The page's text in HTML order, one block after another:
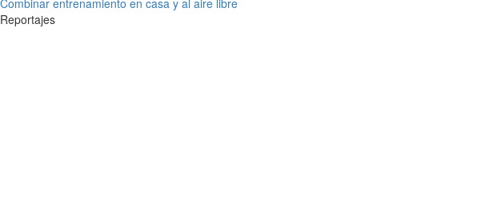
Combinar entrenamiento en casa y al aire libre
Reportajes